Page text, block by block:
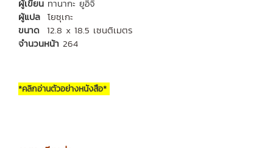
ผู้เขียน ทานากะ ยูอิจิ
ผู้แปล โยซุเกะ
ขนาด 12.8 x 18.5 เซนติเมตร
จำนวนหน้า 264
*คลิกอ่านตัวอย่างหนังสือ*